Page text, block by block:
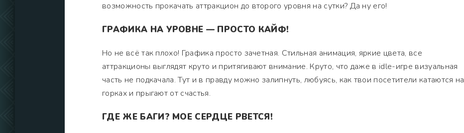
возможность прокачать аттракцион до второго уровня на сутки? Да ну его!
ГРАФИКА НА УРОВНЕ — ПРОСТО КАЙФ!
Но не всё так плохо! Графика просто зачетная. Стильная анимация, яркие цвета, все
аттракционы выглядят круто и притягивают внимание. Круто, что даже в idle-игре визуальная
часть не подкачала. Тут и в правду можно залипнуть, любуясь, как твои посетители катаются на
горках и прыгают от счастья.
ГДЕ ЖЕ БАГИ? МОЕ СЕРДЦЕ РВЕТСЯ!